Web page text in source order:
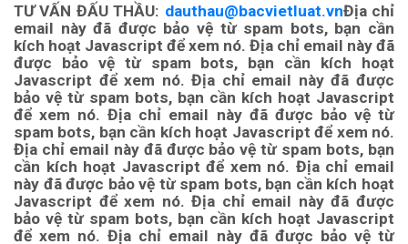
TƯ VẤN ĐẤU THẦU: dauthau@bacvietluat.vnĐịa chỉ
email này đã được bảo vệ từ spam bots, bạn cần
kích hoạt Javascript để xem nó. Địa chỉ email này đã
được bảo vệ từ spam bots, bạn cần kích hoạt
Javascript để xem nó.Địa chỉ email này đã được
bảo vệ từ spam bots, bạn cần kích hoạt Javascript
để xem nó.Địa chỉ email này đã được bảo vệ từ
spam bots, bạn cần kích hoạt Javascript để xem nó.
Địa chỉ email này đã được bảo vệ từ spam bots, bạn
cần kích hoạt Javascript để xem nó. Địa chỉ email
này đã được bảo vệ từ spam bots, bạn cần kích hoạt
Javascript để xem nó.Địa chỉ email này đã được
bảo vệ từ spam bots, bạn cần kích hoạt Javascript
để xem nó. Địa chỉ email này đã được bảo vệ từ